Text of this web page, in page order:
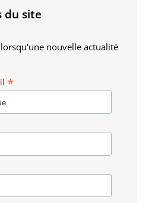
du site
nouvelle actualité
*